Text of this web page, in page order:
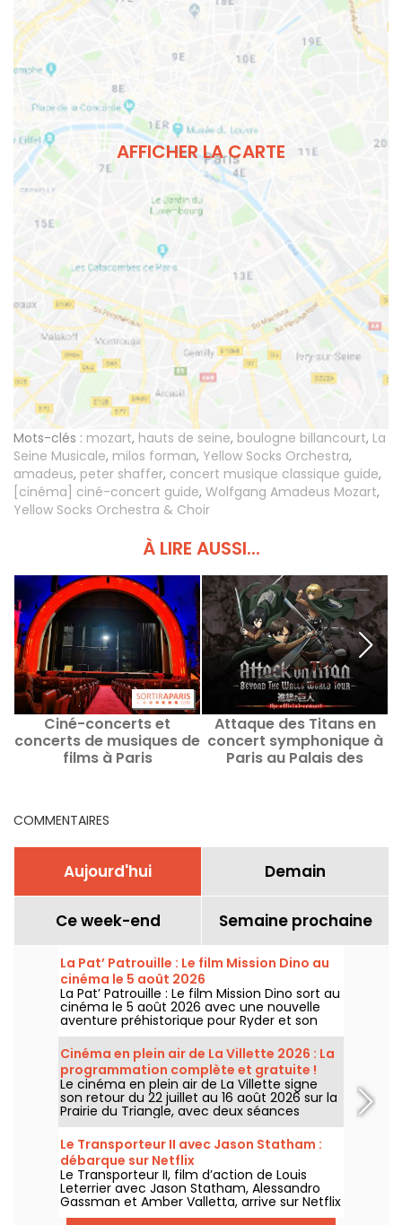
AFFICHER LA CARTE
Mots-clés : mozart, hauts de seine, boulogne billancourt, La
Seine Musicale, milos forman, Yellow Socks Orchestra,
amadeus, peter shaffer, concert musique classique guide,
[cinéma] ciné-concert guide, Wolfgang Amadeus Mozart,
Yellow Socks Orchestra & Choir
À LIRE AUSSI...
Ciné-concerts et
concerts de musiques de
films à Paris
Attaque des Titans en
concert symphonique à
Paris au Palais des
COMMENTAIRES
Aujourd'hui Demain
Ce week-end Semaine prochaine
La Pat’ Patrouille : Le film Mission Dino au
cinéma le 5 août 2026
La Pat’ Patrouille : Le film Mission Dino sort au
cinéma le 5 août 2026 avec une nouvelle
aventure préhistorique pour Ryder et son
équipe.
Cinéma en plein air de La Villette 2026 : La
programmation complète et gratuite !
Le cinéma en plein air de La Villette signe
son retour du 22 juillet au 16 août 2026 sur la
Prairie du Triangle, avec deux séances
gratuites par jour, à 18h et 21h. Pour cette
35e édition, le festival met à l’honneur le
thème “L’appel de la forêt”. Découvrez la
programmation complète et gratuite !
Le Transporteur II avec Jason Statham :
débarque sur Netflix
Le Transporteur II, film d’action de Louis
Leterrier avec Jason Statham, Alessandro
Gassman et Amber Valletta, arrive sur Netflix
le 29 juillet 2026.